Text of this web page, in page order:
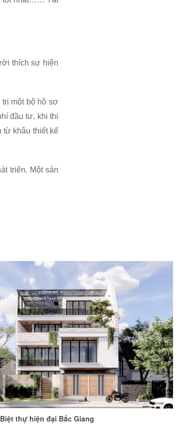
thích sự hiện
một bộ hồ sơ
đầu tư, khi thi
từ khâu thiết kế
triển. Một sản
Biệt thự hiện đại Bắc Giang